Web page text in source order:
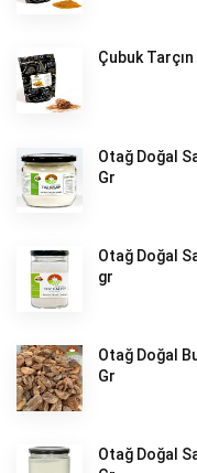
Çubuk
Otağ Doğal
Gr
Otağ Doğal
gr
Otağ Doğal
Gr
Otağ Doğal